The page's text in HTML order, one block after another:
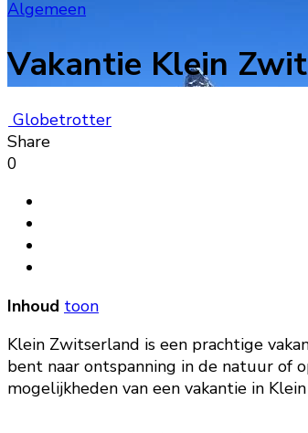
Algemeen
Vakantie Klein
Globetrotter
Share
0
Inhoud toon
Klein Zwitserland is een prachtige
bent naar ontspanning in de natuur
mogelijkheden van een vakantie in